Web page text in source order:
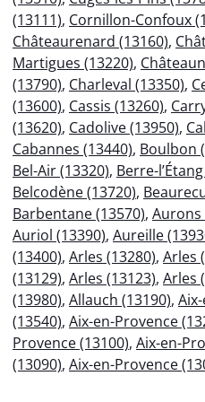
(13111), Cornillon-Confoux
Châteaurenard (13160),
Martigues (13220),
(13790), Charleval (13350),
(13600), Cassis (13260),
(13620), Cadolive (13950),
Cabannes (13440), Boulbon
Bel-Air (13320), Berre-
Belcodène (13720),
Barbentane (13570), Aurons
Auriol (13390), Aureille
(13400), Arles (13280), Arles
(13129), Arles (13123), Arles
(13980), Allauch (13190),
(13540), Aix-en-Provence
Provence (13100), Aix-en-
(13090), Aix-en-Provence